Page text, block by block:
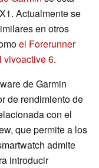
Actualmente se
en otros
el Forerunner
vivoactive 6.
de Garmin
de rendimiento de
con el
que permite a los
admite
introducir